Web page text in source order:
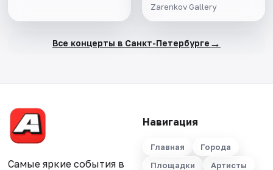
Zarenkov Gallery
Все концерты в Санкт-Петербурге →
Самые яркие события в
Навигация
Главная
Города
Площадки
Артисты